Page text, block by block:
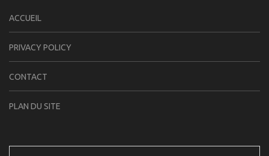
ACCUEIL
PRIVACY POLICY
CONTACT
PLAN DU SITE